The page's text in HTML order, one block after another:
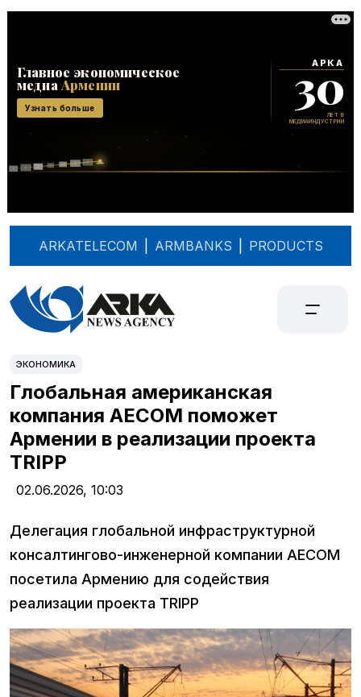
ARKATELECOM ARMBANKS PRODUCTS
ЭКОНОМИКА
Глобальная американская
компания AECOM поможет
Армении в реализации проекта
TRIPP
02.06.2026, 10:03
Делегация глобальной инфраструктурной
консалтингово-инженерной компании AECOM
посетила Армению для содействия
реализации проекта TRIPP